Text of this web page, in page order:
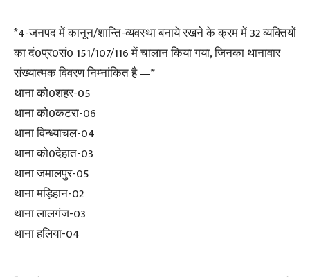
*4-जनपद में कानून/शान्ति-व्यवस्था बनाये रखने के क्रम में 32 व्यक्तियों
का दं0प्र0सं0 151/107/116 में चालान किया गया, जिनका थानावार
संख्यात्मक विवरण निम्नांकित है —*
थाना को0शहर-05
थाना को0कटरा-06
थाना विन्ध्याचल-04
थाना को0देहात-03
थाना जमालपुर-05
थाना मड़िहान-02
थाना लालगंज-03
थाना हलिया-04